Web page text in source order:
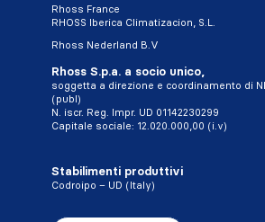
Rhoss France
RHOSS Iberica Climatizacion, S.L.
Rhoss Nederland B.V
Rhoss S.p.a. a socio unico,
soggetta a direzione e coordinamento di
(publ)
N. iscr. Reg. Impr. UD 01142230299
Capitale sociale: 12.020.000,00 (i.v)
Stabilimenti produttivi
Codroipo – UD (Italy)